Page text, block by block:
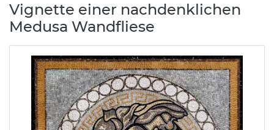
Vignette einer nachdenklichen
Medusa Wandfliese